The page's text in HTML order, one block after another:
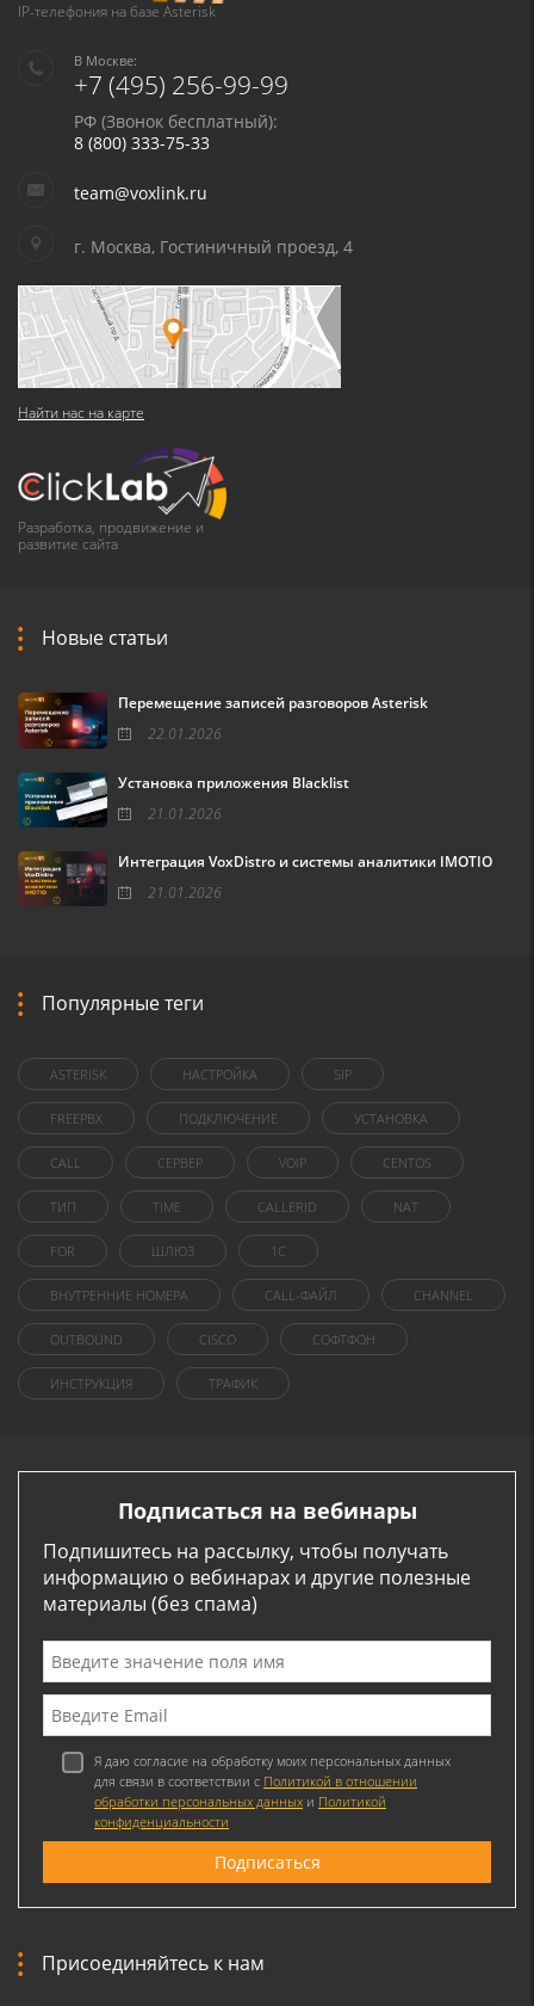
IP-телефония на базе Asterisk
В Москве:
+7 (495) 256-99-99
РФ (Звонок бесплатный):
8 (800) 333-75-33
team@voxlink.ru
г. Москва, Гостиничный проезд, 4
Найти нас на карте
Разработка, продвижение и
развитие сайта
Новые статьи
Перемещение записей разговоров Asterisk
22.01.2026
Установка приложения Blacklist
21.01.2026
Интеграция VoxDistro и системы аналитики IMOTIO
21.01.2026
Популярные теги
ASTERISK НАСТРОЙКА SIP
FREEPBX ПОДКЛЮЧЕНИЕ УСТАНОВКА
CALL СЕРВЕР VOIP CENTOS
ТИП TIME CALLERID NAT
FOR ШЛЮЗ 1C
ВНУТРЕННИЕ НОМЕРА CALL-ФАЙЛ CHANNEL
OUTBOUND CISCO СОФТФОН
ИНСТРУКЦИЯ ТРАФИК
Подписаться на вебинары
Подпишитесь на рассылку, чтобы получать
информацию о вебинарах и другие полезные
материалы (без спама)
Я даю согласие на обработку моих персональных данных
для связи в соответствии с Политикой в отношении
обработки персональных данных и Политикой
конфиденциальности
Присоединяйтесь к нам